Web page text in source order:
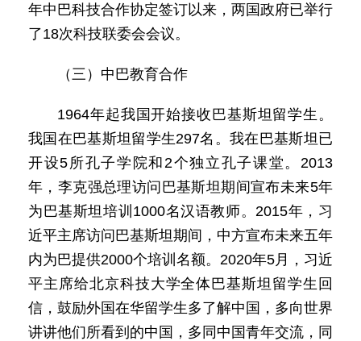
年中巴科技合作协定签订以来，两国政府已举行
了18次科技联委会会议。
（三）中巴教育合作
1964年起我国开始接收巴基斯坦留学生。
我国在巴基斯坦留学生297名。我在巴基斯坦已
开设5所孔子学院和2个独立孔子课堂。2013
年，李克强总理访问巴基斯坦期间宣布未来5年
为巴基斯坦培训1000名汉语教师。2015年，习
近平主席访问巴基斯坦期间，中方宣布未来五年
内为巴提供2000个培训名额。2020年5月，习近
平主席给北京科技大学全体巴基斯坦留学生回
信，鼓励外国在华留学生多了解中国，多向世界
讲讲他们所看到的中国，多同中国青年交流，同